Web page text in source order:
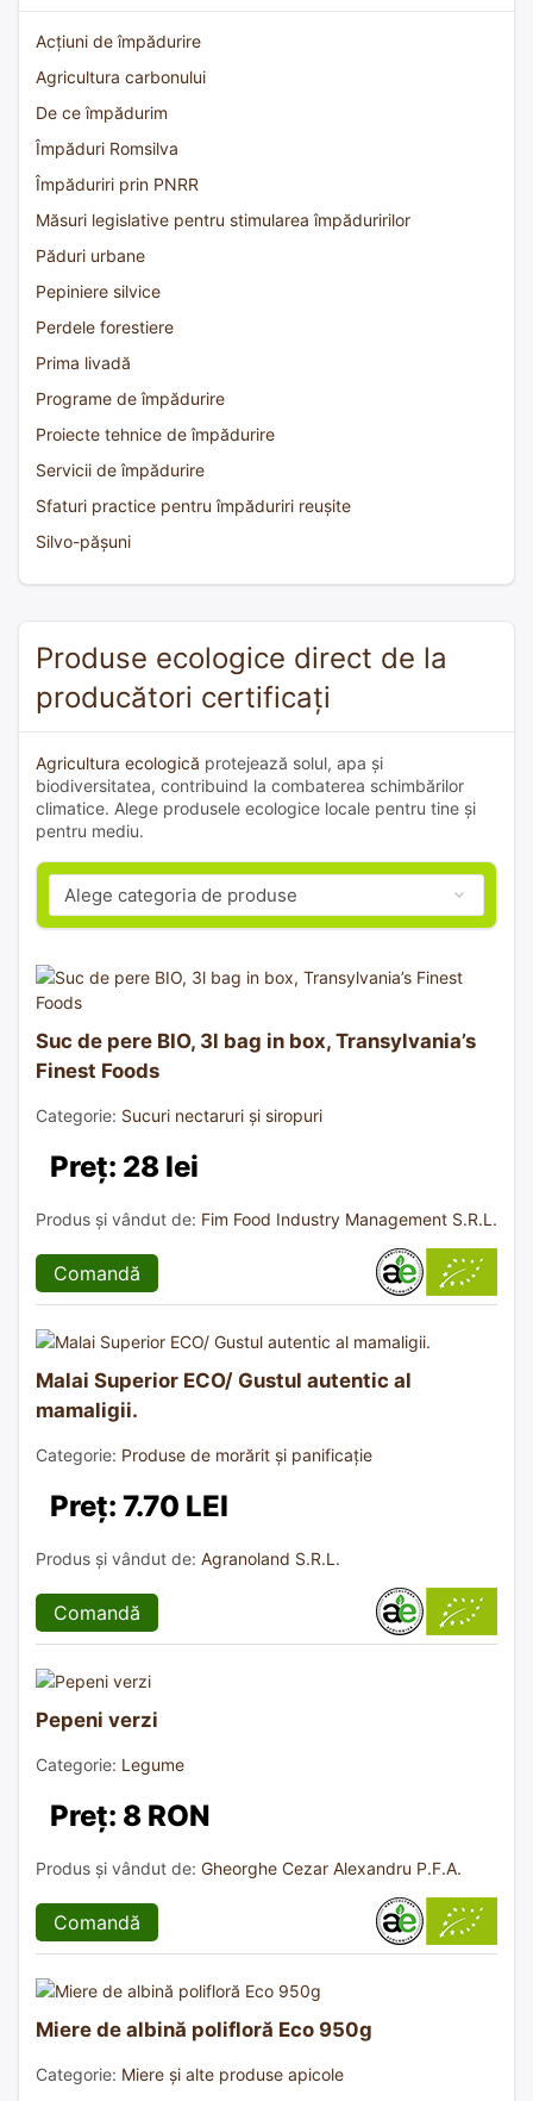
Acțiuni de împădurire
Agricultura carbonului
De ce împădurim
Împăduri Romsilva
Împăduriri prin PNRR
Măsuri legislative pentru stimularea împăduririlor
Păduri urbane
Pepiniere silvice
Perdele forestiere
Prima livadă
Programe de împădurire
Proiecte tehnice de împădurire
Servicii de împădurire
Sfaturi practice pentru împăduriri reușite
Silvo-pășuni
Produse ecologice direct de la
producători certificați
Agricultura ecologică protejează solul, apa și
biodiversitatea, contribuind la combaterea schimbărilor
climatice. Alege produsele ecologice locale pentru tine și
pentru mediu.
Suc de pere BIO, 3l bag in box, Transylvania’s
Finest Foods
Categorie: Sucuri nectaruri și siropuri
Preț: 28 lei
Produs și vândut de: Fim Food Industry Management S.R.L.
Comandă
Malai Superior ECO/ Gustul autentic al
mamaligii.
Categorie: Produse de morărit și panificație
Preț: 7.70 LEI
Produs și vândut de: Agranoland S.R.L.
Comandă
Pepeni verzi
Categorie: Legume
Preț: 8 RON
Produs și vândut de: Gheorghe Cezar Alexandru P.F.A.
Comandă
Miere de albină polifloră Eco 950g
Categorie: Miere și alte produse apicole